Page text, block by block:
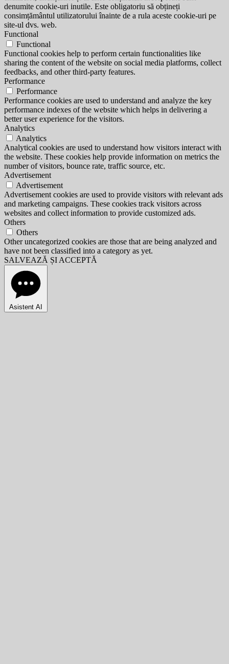
denumite cookie-uri inutile. Este obligatoriu să obțineți
consimțământul utilizatorului înainte de a rula aceste cookie-uri pe
site-ul dvs. web.
Functional
Functional
Functional cookies help to perform certain functionalities like
sharing the content of the website on social media platforms, collect
feedbacks, and other third-party features.
Performance
Performance
Performance cookies are used to understand and analyze the key
performance indexes of the website which helps in delivering a
better user experience for the visitors.
Analytics
Analytics
Analytical cookies are used to understand how visitors interact with
the website. These cookies help provide information on metrics the
number of visitors, bounce rate, traffic source, etc.
Advertisement
Advertisement
Advertisement cookies are used to provide visitors with relevant ads
and marketing campaigns. These cookies track visitors across
websites and collect information to provide customized ads.
Others
Others
Other uncategorized cookies are those that are being analyzed and
have not been classified into a category as yet.
SALVEAZĂ ȘI ACCEPTĂ
Asistent AI